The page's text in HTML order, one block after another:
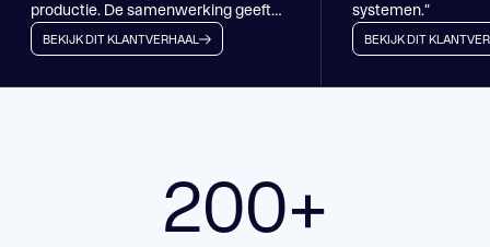
productie. De samenwerking geeft
ons rust en flexibiliteit."
BEKIJK DIT KLANTVERHAAL
systemen."
BEKIJK DIT
200+